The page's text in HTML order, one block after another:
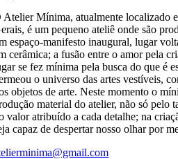
Atelier Mínima, atualmente localizado
é um pequeno ateliê onde são
espaço-manifesto inaugural, lugar
cerâmica; a fusão entre o amor pela
se fez mínima pela busca do que é
o universo das artes vestíveis,
objetos de arte. Neste momento o
material do atelier, não só pelo
valor atribuído a cada detalhe; na
capaz de despertar nosso olhar por